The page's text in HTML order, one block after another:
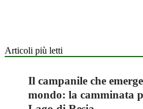
Articoli più letti
Il campanile che
mondo: la camminata